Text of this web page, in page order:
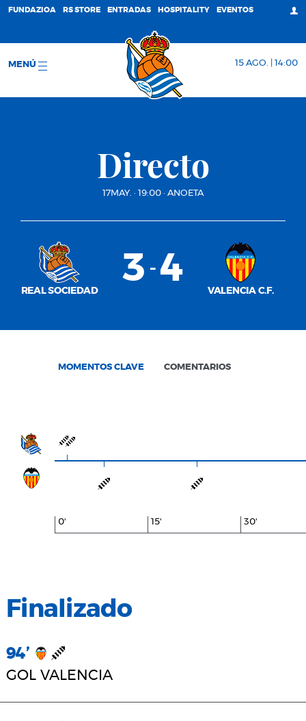
FUNDAZIOA RS STORE ENTRADAS HOSPITALITY EVENTOS
MENÚ 15 AGO. | 14:00
Directo
17MAY. · 19:00 · ANOETA
REAL SOCIEDAD
3 - 4
VALENCIA C.F.
MOMENTOS CLAVE COMENTARIOS
0' 15' 30'
Finalizado
94’
GOL VALENCIA